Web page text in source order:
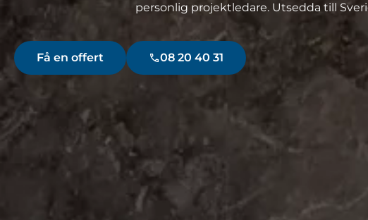
personlig projektledare. Utsedda till
Få en offert 08 20 40 31